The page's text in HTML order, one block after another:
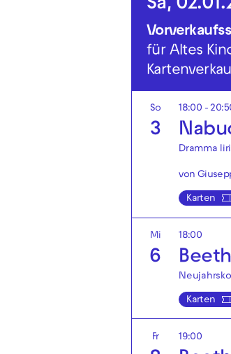
Sa,
für Altes
So
3
18:00 -
Dramma
von
Karten
Mi
6
18:00
Karten
Fr 19:00